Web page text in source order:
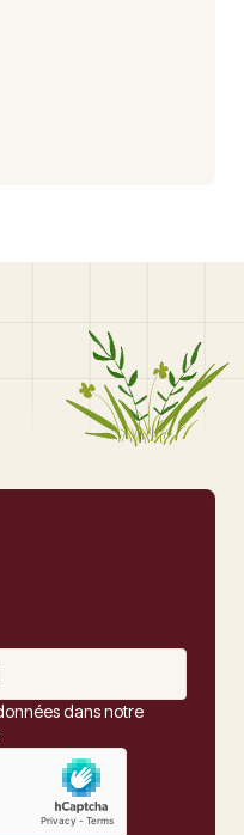
dans notre